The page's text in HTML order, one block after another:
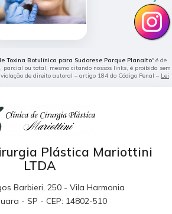
Toxina Botulínica para Sudorese Parque Planalto" é de
parcial ou total, mesmo citando nossos links, é proibida sem
de direito autoral – artigo 184 do Código Penal – Lei
.
Plástica Mariottini
LTDA
Barbieri, 250 - Vila Harmonia
- SP - CEP: 14802-510